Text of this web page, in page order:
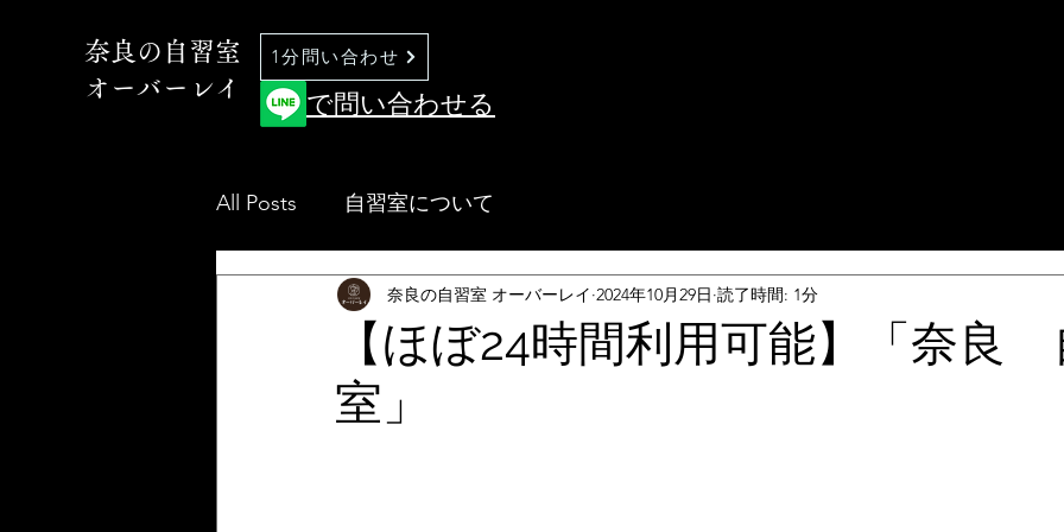
奈良の自習室
オーバーレイ
1分問い合わせ
で問い合わせる
All Posts 自習室について
【ほぼ24時間利用可能】「奈良
室」
奈良の自習室 オーバーレイ 2024年10月29日 読了時間: 1分